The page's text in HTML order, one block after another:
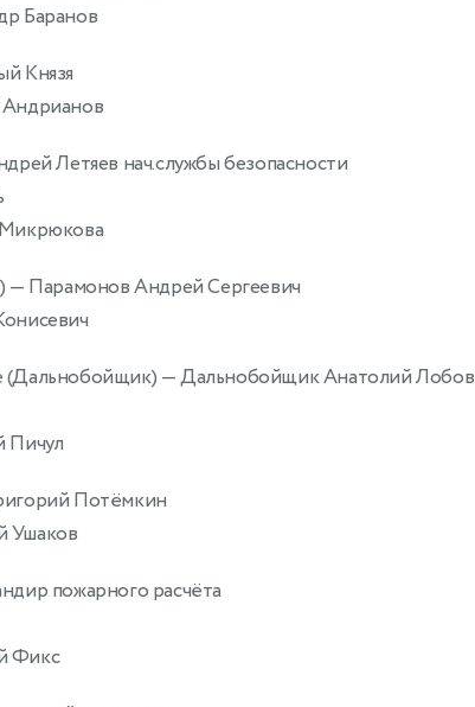
Баранов
Князя
Летяев нач.службы безопасности
— Парамонов Андрей Сергеевич
(Дальнобойщик) — Дальнобойщик Анатолий Лобов
Пичул
Потёмкин
Ушаков
пожарного расчёта
Фикс